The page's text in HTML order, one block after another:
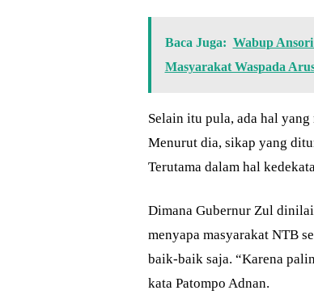
Baca Juga: Wabup
Masyarakat Waspada
Selain itu pula, ada hal
Menurut dia, sikap yang
Terutama dalam hal
Dimana Gubernur Zul
menyapa masyarakat NTB
baik-baik saja. “Karena
kata Patompo Adnan.